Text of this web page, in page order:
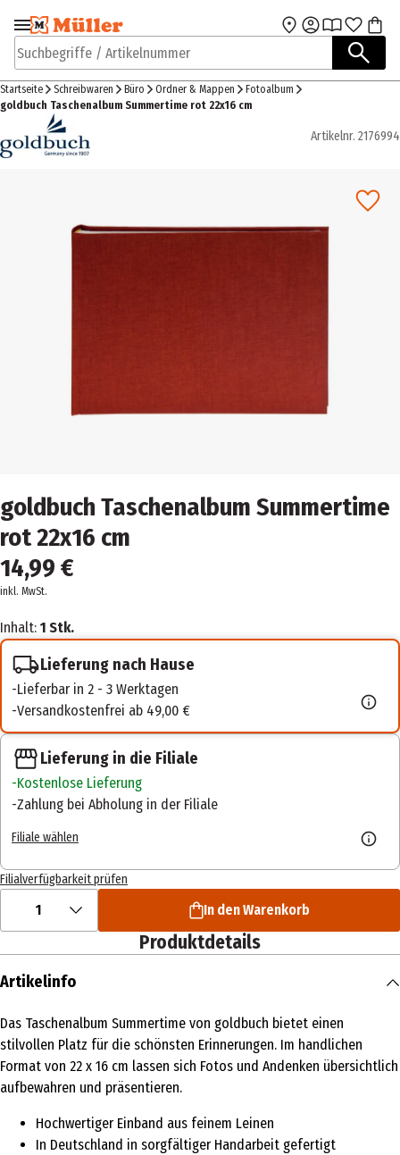
Zur Navigation
springen
Zum Hauptinhalt
Suchbegriffe / Artikelnummer
Startseite Schreibwaren Büro Ordner & Mappen
Fotoalbum
goldbuch Taschenalbum Summertime rot 22x16 cm
Artikelnr. 2176994
goldbuch Taschenalbum Summertime
rot 22x16 cm
14,99 €
inkl. MwSt.
Inhalt: 1 Stk.
Lieferung nach Hause
Lieferbar in 2 - 3 Werktagen
Versandkostenfrei ab 49,00 €
Lieferung in die Filiale
Kostenlose Lieferung
Zahlung bei Abholung in der Filiale
Filiale wählen
Filialverfügbarkeit prüfen
1 In den Warenkorb
Produktdetails
Artikelinfo
Das Taschenalbum Summertime von goldbuch bietet einen
stilvollen Platz für die schönsten Erinnerungen. Im handlichen
Format von 22 x 16 cm lassen sich Fotos und Andenken übersichtlich
aufbewahren und präsentieren.
Hochwertiger Einband aus feinem Leinen
In Deutschland in sorgfältiger Handarbeit gefertigt